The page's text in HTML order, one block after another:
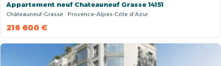
Appartement neuf Chateauneuf Grasse 14151
Châteauneuf-Grasse · Provence-Alpes-Côte d'Azur
216 600 €